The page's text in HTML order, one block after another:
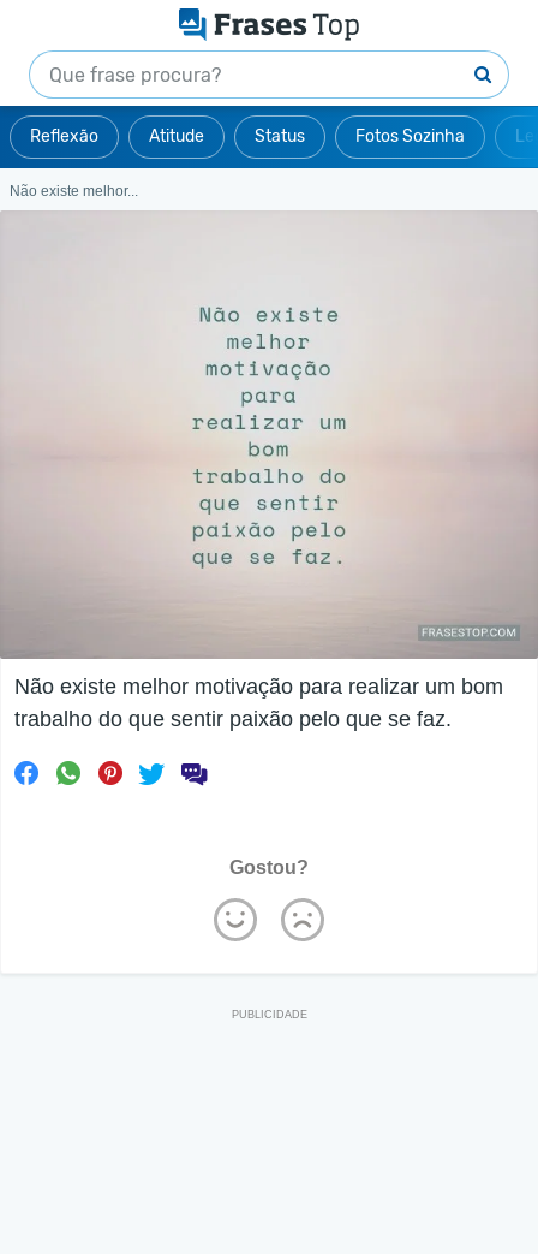
Reflexão Atitude Status Fotos Sozinha
Não existe melhor...
Não existe melhor motivação para realizar um bom
trabalho do que sentir paixão pelo que se faz.
Gostou?